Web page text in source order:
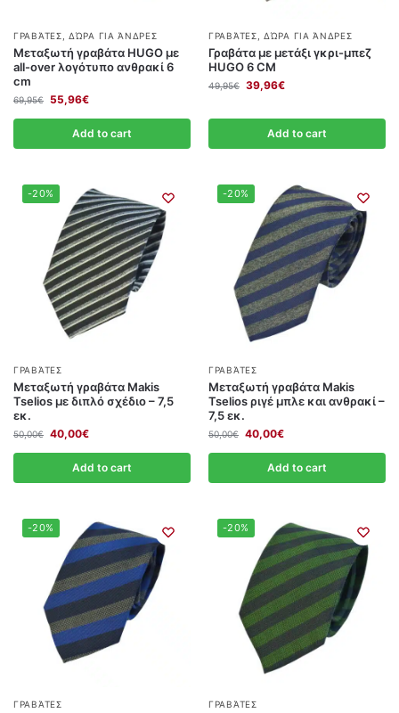
ΓΡΑΒΆΤΕΣ ,ΔΏΡΑ ΓΙΑ ΆΝΔΡΕΣ
Μεταξωτή γραβάτα HUGO με
all-over λογότυπο ανθρακί 6
cm
69,95€ 55,96€
Add to cart
ΓΡΑΒΆΤΕΣ ,ΔΏΡΑ ΓΙΑ ΆΝΔΡΕΣ
Γραβάτα με μετάξι γκρι-μπεζ
HUGO 6 CΜ
49,95€ 39,96€
Add to cart
-20%
ΓΡΑΒΆΤΕΣ
Μεταξωτή γραβάτα Makis
Tselios με διπλό σχέδιο – 7,5
εκ.
50,00€ 40,00€
Add to cart
-20%
ΓΡΑΒΆΤΕΣ
Μεταξωτή γραβάτα Makis
Tselios ριγέ μπλε και ανθρακί –
7,5 εκ.
50,00€ 40,00€
Add to cart
-20%
ΓΡΑΒΆΤΕΣ
-20%
ΓΡΑΒΆΤΕΣ